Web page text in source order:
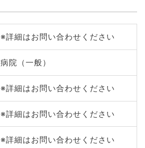
※詳細はお問い合わせください
病院（一般）
※詳細はお問い合わせください
※詳細はお問い合わせください
※詳細はお問い合わせください